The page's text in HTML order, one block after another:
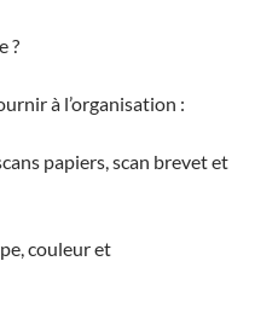
?
à l’organisation :
papiers, scan brevet et
couleur et